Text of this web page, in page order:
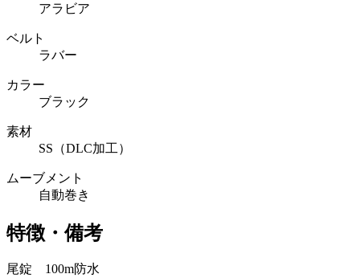
アラビア
ベルト
ラバー
カラー
ブラック
素材
SS（DLC加工）
ムーブメント
自動巻き
特徴・備考
尾錠 100m防水